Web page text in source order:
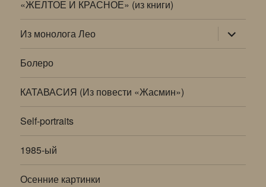
«ЖЕЛТОЕ И КРАСНОЕ» (из книги)
Из монолога Лео раскрыть
дочернее
меню
Болеро
КАТАВАСИЯ (Из повести «Жасмин»)
Self-portraits
1985-ый
Осенние картинки